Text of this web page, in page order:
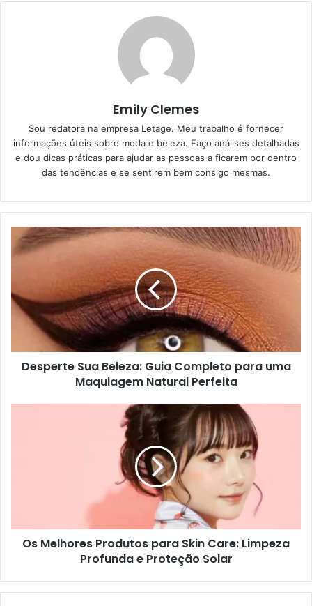
Emily Clemes
Sou redatora na empresa Letage. Meu trabalho é fornecer
informações úteis sobre moda e beleza. Faço análises detalhadas
e dou dicas práticas para ajudar as pessoas a ficarem por dentro
das tendências e se sentirem bem consigo mesmas.
Desperte Sua Beleza: Guia Completo para uma
Maquiagem Natural Perfeita
Os Melhores Produtos para Skin Care: Limpeza
Profunda e Proteção Solar